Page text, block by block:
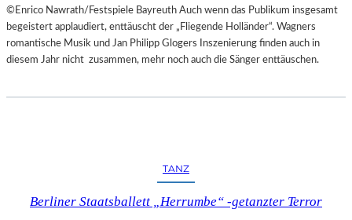
©Enrico Nawrath/Festspiele Bayreuth Auch wenn das Publikum insgesamt
begeistert applaudiert, enttäuscht der „Fliegende Holländer“. Wagners
romantische Musik und Jan Philipp Glogers Inszenierung finden auch in
diesem Jahr nicht zusammen, mehr noch auch die Sänger enttäuschen.
TANZ
Berliner Staatsballett „Herrumbe“ -getanzter Terror